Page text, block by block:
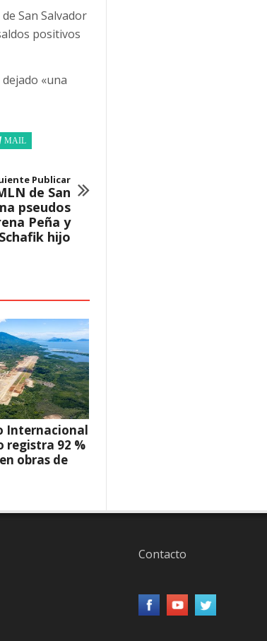
San Salvador
positivos
«una
MAIL
Publicar
de San
pseudos
Peña y
Schafik hijo
Internacional
registra 92 %
obras de
Contacto